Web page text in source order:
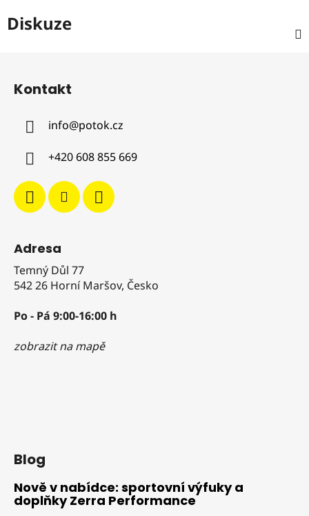
Diskuze
Kontakt
info@potok.cz
+420 608 855 669
Adresa
Temný Důl 77
542 26 Horní Maršov, Česko
Po - Pá 9:00-16:00 h
zobrazit na mapě
Blog
Nově v nabídce: sportovní výfuky a
doplňky Zerra Performance